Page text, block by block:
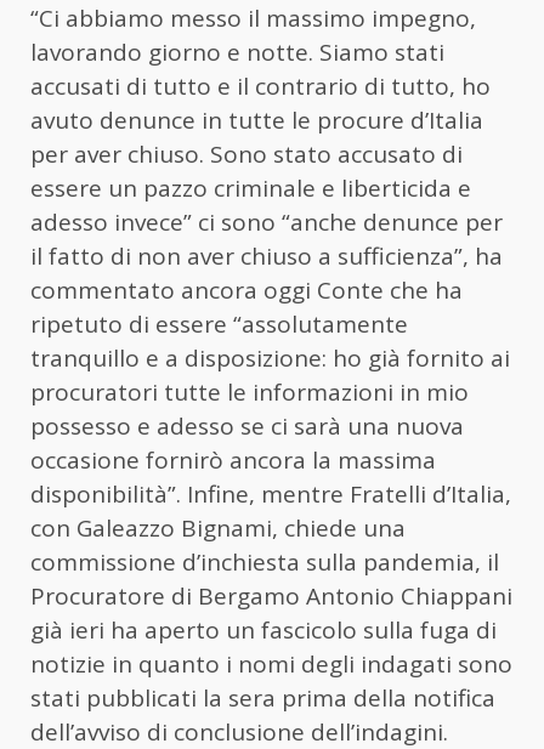
“Ci abbiamo messo il massimo impegno,
lavorando giorno e notte. Siamo stati
accusati di tutto e il contrario di tutto, ho
avuto denunce in tutte le procure d’Italia
per aver chiuso. Sono stato accusato di
essere un pazzo criminale e liberticida e
adesso invece” ci sono “anche denunce per
il fatto di non aver chiuso a sufficienza”, ha
commentato ancora oggi Conte che ha
ripetuto di essere “assolutamente
tranquillo e a disposizione: ho già fornito ai
procuratori tutte le informazioni in mio
possesso e adesso se ci sarà una nuova
occasione fornirò ancora la massima
disponibilità”. Infine, mentre Fratelli d’Italia,
con Galeazzo Bignami, chiede una
commissione d’inchiesta sulla pandemia, il
Procuratore di Bergamo Antonio Chiappani
già ieri ha aperto un fascicolo sulla fuga di
notizie in quanto i nomi degli indagati sono
stati pubblicati la sera prima della notifica
dell’avviso di conclusione dell’indagini.